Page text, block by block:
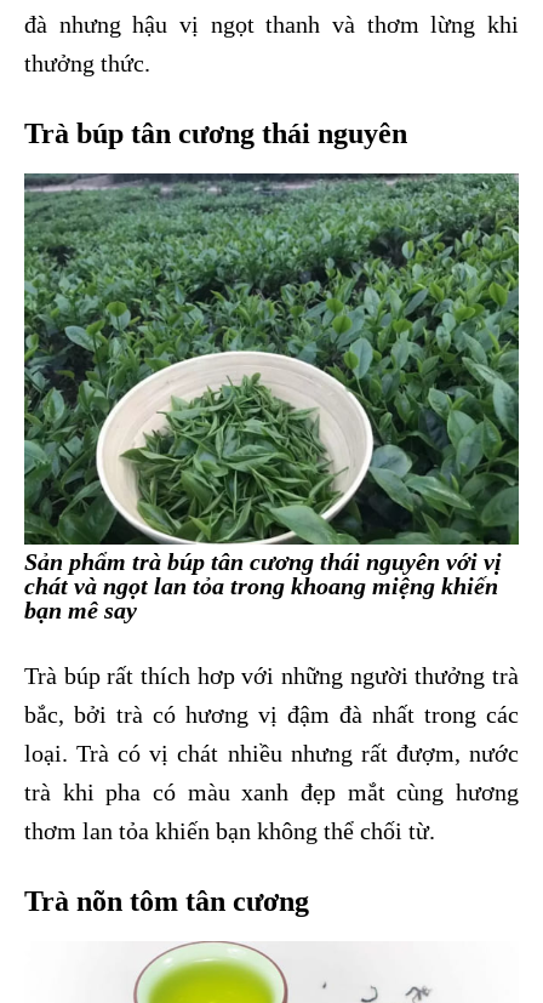
đà nhưng hậu vị ngọt thanh và thơm lừng khi
thưởng thức.
Trà búp tân cương thái nguyên
Sản phẩm trà búp tân cương thái nguyên với vị
chát và ngọt lan tỏa trong khoang miệng khiến
bạn mê say
Trà búp rất thích hơp với những người thưởng trà
bắc, bởi trà có hương vị đậm đà nhất trong các
loại. Trà có vị chát nhiều nhưng rất đượm, nước
trà khi pha có màu xanh đẹp mắt cùng hương
thơm lan tỏa khiến bạn không thể chối từ.
Trà nõn tôm tân cương